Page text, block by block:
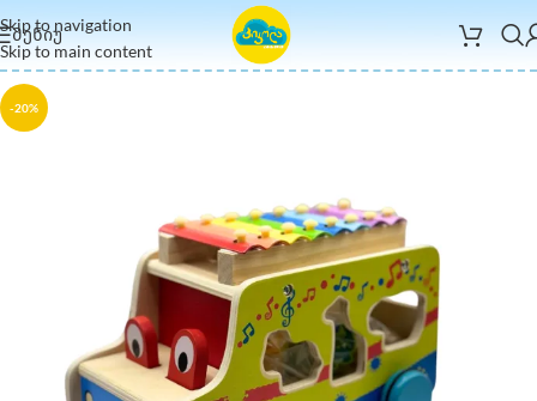
Skip to navigation
Skip to main content
ᲛᲔᲜᲘᲣ
-20%